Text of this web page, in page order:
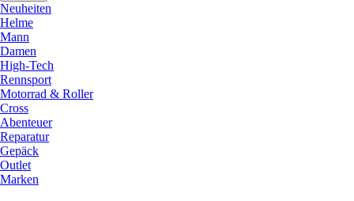
Neuheiten
Helme
Mann
Damen
High-Tech
Rennsport
Motorrad & Roller
Cross
Abenteuer
Reparatur
Gepäck
Outlet
Marken